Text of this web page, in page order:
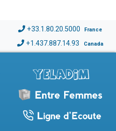
+33.1.80.20.5000 France
+1.437.887.14.93 Canada